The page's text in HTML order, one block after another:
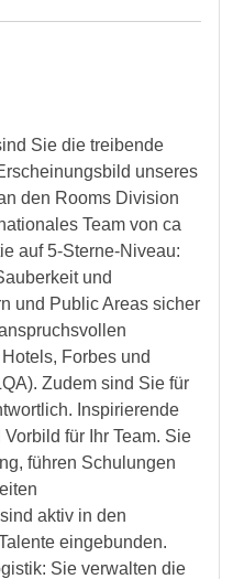
Sie die treibende
unseres
den Rooms Division
Team von ca
auf 5-Sterne-Niveau:
und
und Public Areas sicher
Forbes und
Zudem sind Sie für
Inspirierende
für Ihr Team. Sie
führen Schulungen
aktiv in den
eingebunden.
Sie verwalten die